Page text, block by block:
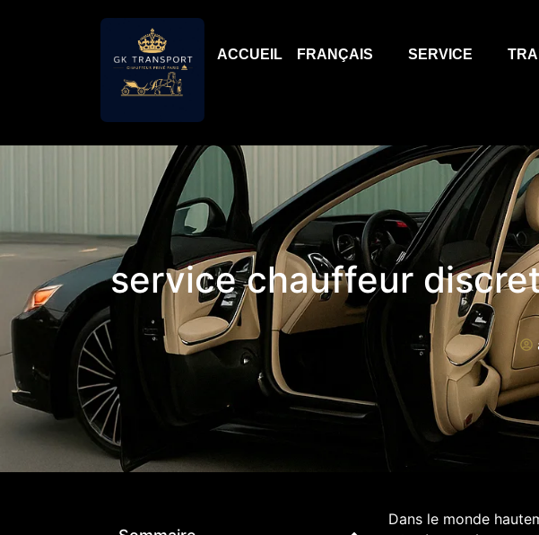
ACCUEIL FRANÇAIS SERVICE
service chauffeur
Dans le monde